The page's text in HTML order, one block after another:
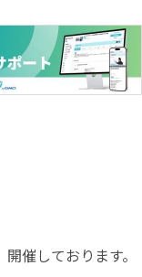
催しております。